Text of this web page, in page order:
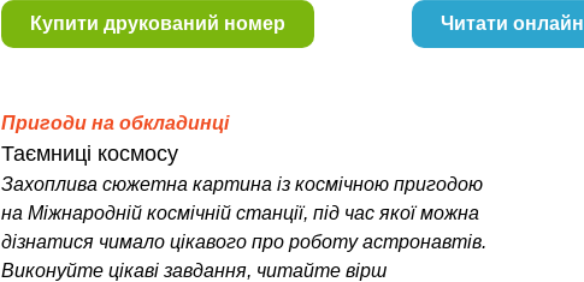
Купити друкований номер Читати онлайн
Пригоди на обкладинці
Таємниці космосу
Захоплива сюжетна картина із космічною пригодою
на Міжнародній космічній станції, під час якої можна
дізнатися чимало цікавого про роботу астронавтів.
Виконуйте цікаві завдання, читайте вірш